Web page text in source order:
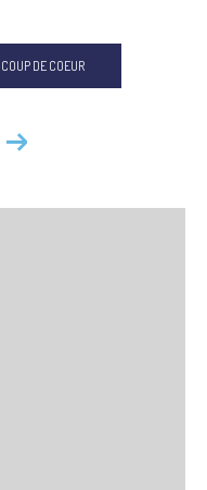
COUP DE COEUR